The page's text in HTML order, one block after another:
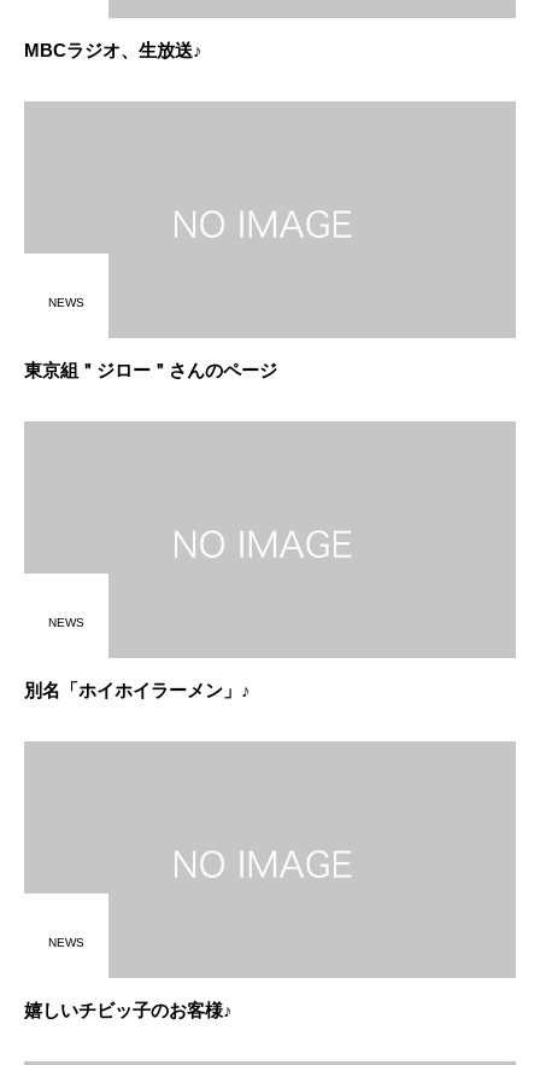
MBCラジオ、生放送♪
NEWS
東京組＂ジロー＂さんのページ
NEWS
別名「ホイホイラーメン」♪
NEWS
嬉しいチビッ子のお客様♪